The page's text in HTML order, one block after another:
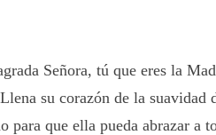
Señora, tú que eres la
su corazón de la suavidad
para que ella pueda abrazar a